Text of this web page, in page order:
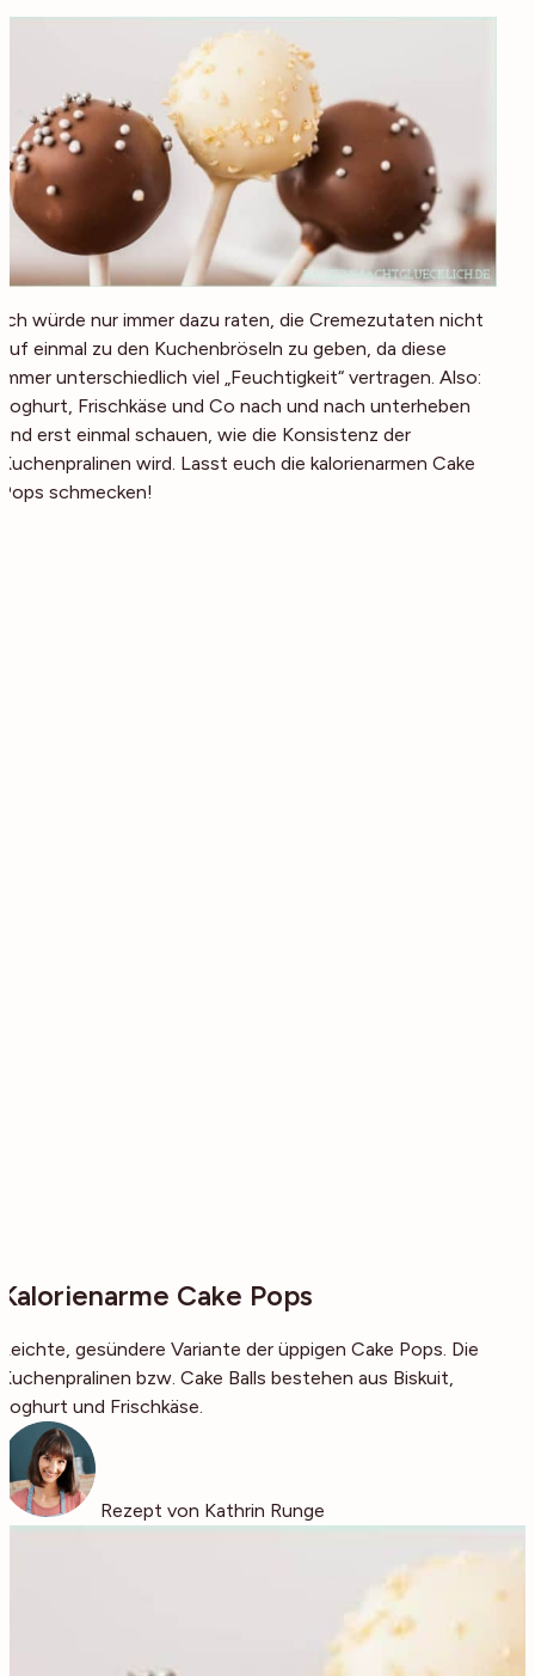
Ich würde nur immer dazu raten, die Cremezutaten nicht
auf einmal zu den Kuchenbröseln zu geben, da diese
immer unterschiedlich viel „Feuchtigkeit“ vertragen. Also:
Joghurt, Frischkäse und Co nach und nach unterheben
und erst einmal schauen, wie die Konsistenz der
Kuchenpralinen wird. Lasst euch die kalorienarmen Cake
Pops schmecken!
Kalorienarme Cake Pops
Leichte, gesündere Variante der üppigen Cake Pops. Die
Kuchenpralinen bzw. Cake Balls bestehen aus Biskuit,
Joghurt und Frischkäse.
Rezept von Kathrin Runge